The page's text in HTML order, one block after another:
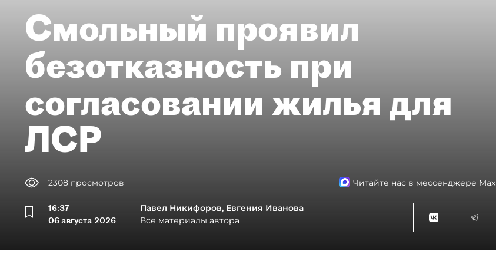
Смольный проявил
безотказность при
согласовании жилья для
ЛСР
2308 просмотров Читайте нас в мессенджере Max
16:37
06 августа 2026
Павел Никифоров, Евгения Иванова
Все материалы автора